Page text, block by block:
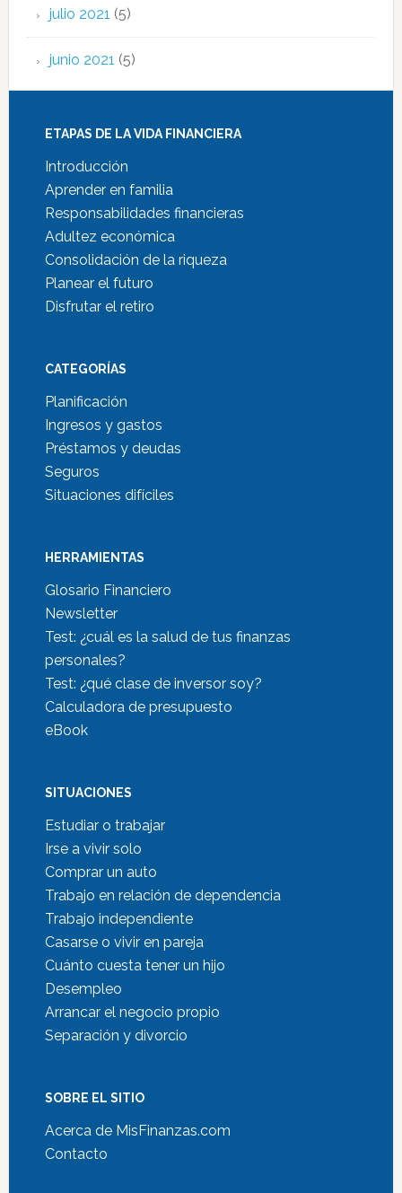
julio 2021 (5)
junio 2021 (5)
ETAPAS DE LA VIDA FINANCIERA
Introducción
Aprender en familia
Responsabilidades financieras
Adultez económica
Consolidación de la riqueza
Planear el futuro
Disfrutar el retiro
CATEGORÍAS
Planificación
Ingresos y gastos
Préstamos y deudas
Seguros
Situaciones difíciles
HERRAMIENTAS
Glosario Financiero
Newsletter
Test: ¿cuál es la salud de tus finanzas
personales?
Test: ¿qué clase de inversor soy?
Calculadora de presupuesto
eBook
SITUACIONES
Estudiar o trabajar
Irse a vivir solo
Comprar un auto
Trabajo en relación de dependencia
Trabajo independiente
Casarse o vivir en pareja
Cuánto cuesta tener un hijo
Desempleo
Arrancar el negocio propio
Separación y divorcio
SOBRE EL SITIO
Acerca de MisFinanzas.com
Contacto